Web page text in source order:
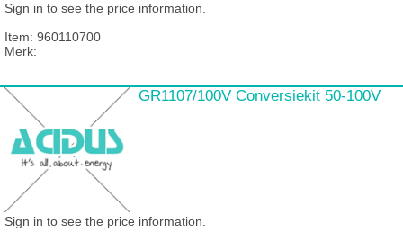
Sign in to see the price information.
Item: 960110700
Merk:
GR1107/100V Conversiekit 50-100V
Sign in to see the price information.